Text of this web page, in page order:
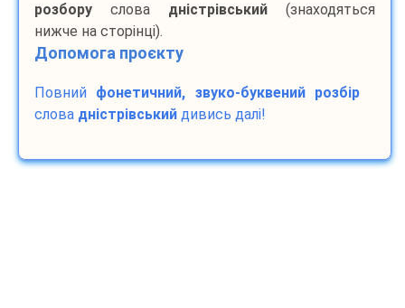
розбору слова дністрівський (знаходяться
нижче на сторінці).
Допомога проєкту
Повний фонетичний, звуко-буквений розбір
слова дністрівський дивись далі!